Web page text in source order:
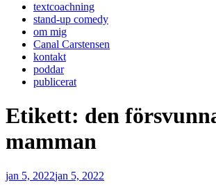
textcoachning
stand-up comedy
om mig
Canal Carstensen
kontakt
poddar
publicerat
Etikett: den
mamman
Publicerat
jan 5, 2022jan 5, 2022